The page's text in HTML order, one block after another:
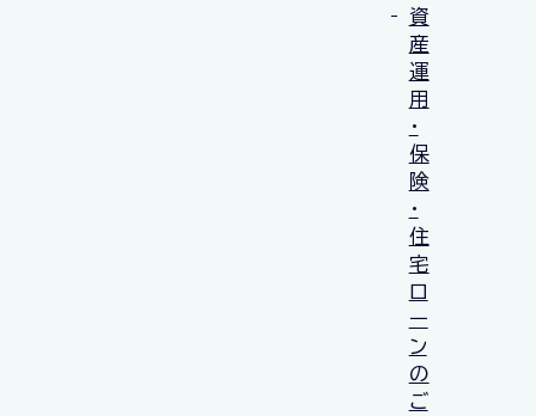
資
産
運
用
・
保
険
・
住
宅
ロ
ー
ン
の
ご